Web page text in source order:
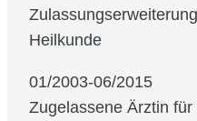
Heilkunde
01/2003-06/2015
Zugelassene Ärztin